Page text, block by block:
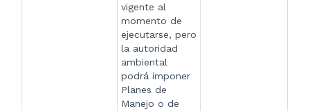
vigente al
momento de
ejecutarse, pero
la autoridad
ambiental
podrá imponer
Planes de
Manejo o de